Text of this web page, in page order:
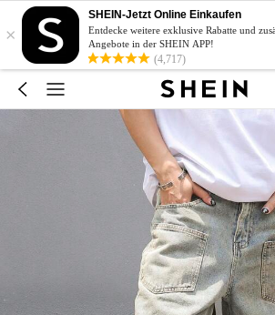
×
SHEIN-Jetzt Online Einkaufen
Entdecke weitere exklusive Rabatte und
Angebote in der SHEIN APP!
(4,717)